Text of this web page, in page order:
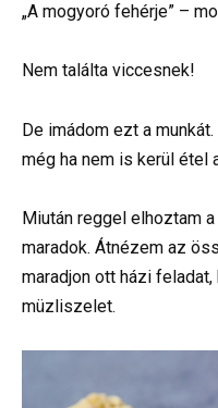
„A mogyoró fehérje” –
Nem találta viccesnek!
De imádom ezt a
még ha nem is kerül étel
Miután reggel elhoztam
maradok. Átnézem az
maradjon ott házi
müzliszelet.